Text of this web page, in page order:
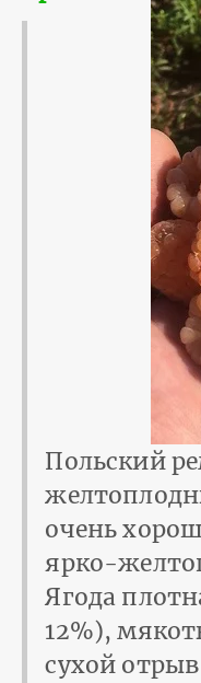
Польский
очень
ярко-
Ягода
12%),
сухой